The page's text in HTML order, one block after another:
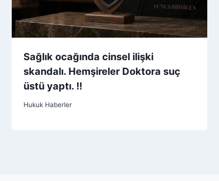
Sağlık ocağında cinsel ilişki
skandalı. Hemşireler Doktora suç
üstü yaptı. !!
Hukuk Haberler